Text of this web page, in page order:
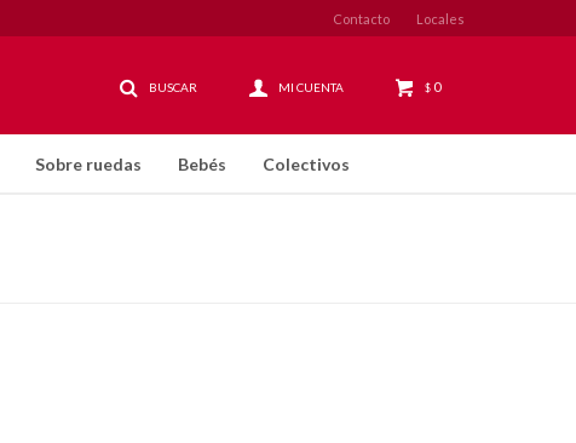
Sobre ruedas Bebés Colectivos
$ 0
Contacto Locales